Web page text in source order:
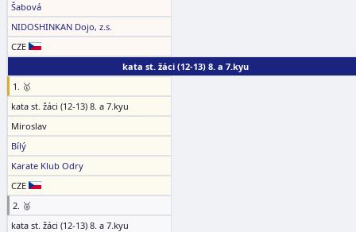
Šabová
NIDOSHINKAN Dojo, z.s.
CZE
kata st. žáci (12-13) 8. a 7.kyu
1. 🥇
kata st. žáci (12-13) 8. a 7.kyu
Miroslav
Bílý
Karate Klub Odry
CZE
2. 🥈
kata st. žáci (12-13) 8. a 7.kyu